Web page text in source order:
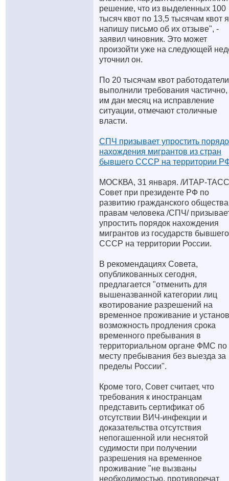
решение, что из выделенных 100
тысяч квот по 13,5 тысячам квот я
напишу письмо об их отзыве", -
заявил чиновник. Это может
произойти уже на следующей
уточнил он.
По 20 тысячам квот работодатели
выполнили требования частично,
им дан месяц на исправление
ситуации, отмечают столичные
власти.
СПЧ призывает упростить
нахождения мигрантов из стран
бывшего СССР на территории
МОСКВА, 31 января. /ИТАР-
Совет при президенте РФ по
развитию гражданского
правам человека /СПЧ/
упростить порядок нахождения
мигрантов из государств бывшего
СССР на территории России.
В рекомендациях Совета,
опубликованных сегодня,
предлагается "отменить для
вышеназванной категории лиц
квотирование разрешений на
временное проживание и
возможность продления срока
временного пребывания в
территориальном органе ФМС по
месту пребывания без выезда за
пределы России".
Кроме того, Совет считает, что
требования к иностранцам
представить сертификат об
отсутствии ВИЧ-инфекции и
доказательства отсутствия
непогашенной или неснятой
судимости при получении
разрешения на временное
проживание "не вызваны
необходимостью, противоречат